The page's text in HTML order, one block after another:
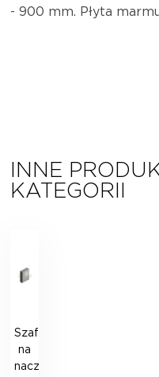
- 900 mm. Płyta
INNE
KATEGORII
Szafka
na
naczynia,